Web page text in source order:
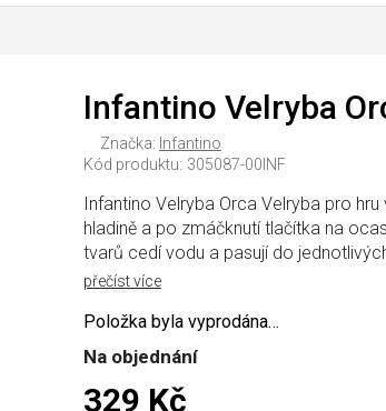
Infantino Velryba
Značka: Infantino
Kód produktu: 305087-00INF
Infantino Velryba Orca Velryba pro
hladině a po zmáčknutí tlačítka na
tvarů cedí vodu a pasují do
přečíst více
Položka byla vyprodána…
Na objednání
329 Kč